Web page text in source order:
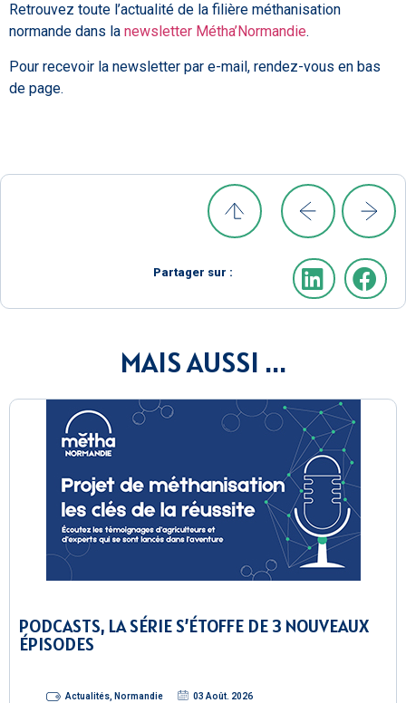
Retrouvez toute l’actualité de la filière méthanisation
normande dans la newsletter Métha’Normandie.
Pour recevoir la newsletter par e-mail, rendez-vous en bas
de page.
Partager sur :
MAIS AUSSI ...
PODCASTS, LA SÉRIE S’ÉTOFFE DE 3 NOUVEAUX
ÉPISODES
Actualités, Normandie 03 Août. 2026